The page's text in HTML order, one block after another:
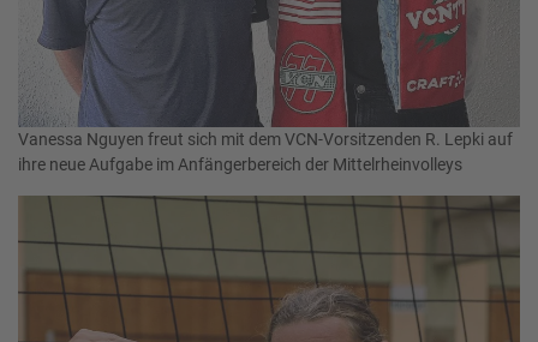
Vanessa Nguyen freut sich mit dem VCN-Vorsitzenden R. Lepki auf
ihre neue Aufgabe im Anfängerbereich der Mittelrheinvolleys